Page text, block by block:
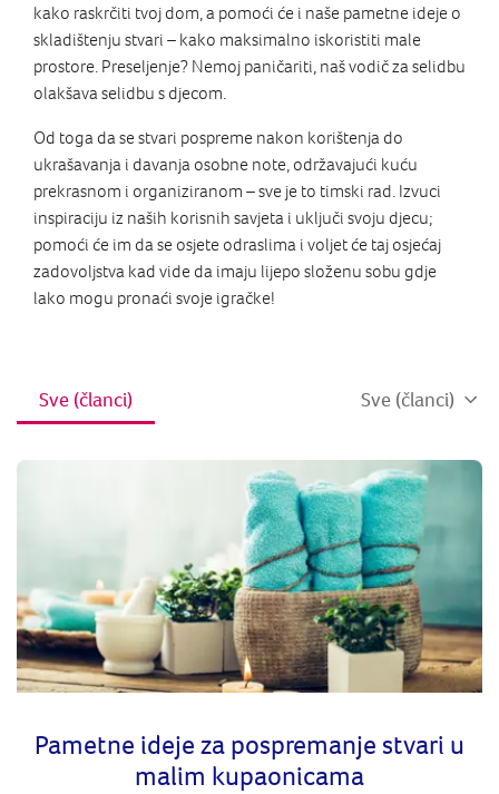
kako raskrčiti tvoj dom, a pomoći će i naše pametne ideje o
skladištenju stvari – kako maksimalno iskoristiti male
prostore. Preseljenje? Nemoj paničariti, naš vodič za selidbu
olakšava selidbu s djecom.
Od toga da se stvari pospreme nakon korištenja do
ukrašavanja i davanja osobne note, održavajući kuću
prekrasnom i organiziranom – sve je to timski rad. Izvuci
inspiraciju iz naših korisnih savjeta i uključi svoju djecu;
pomoći će im da se osjete odraslima i voljet će taj osjećaj
zadovoljstva kad vide da imaju lijepo složenu sobu gdje
lako mogu pronaći svoje igračke!
Sve (članci) Sve (članci)
Pametne ideje za pospremanje stvari u
malim kupaonicama